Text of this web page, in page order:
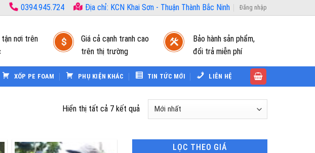
0394.945.724 Địa chỉ: KCN Khai Sơn - Thuận Thành Bắc Ninh Đăng nhập
tận nơi trên
Giá cả cạnh tranh cao
trên thị trường
Bảo hành sản phẩm,
đổi trả miễn phí
XỐP PE FOAM PHỤ KIỆN KHÁC TIN TỨC MỚI LIÊN HỆ
Hiển thị tất cả 7 kết quảĐược
sắp
LỌC THEO GIÁ